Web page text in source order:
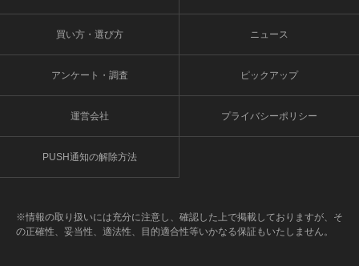
買い方・選び方 ニュース
アンケート・調査 ピックアップ
運営会社 プライバシーポリシー
PUSH通知の解除方法
※情報の取り扱いには充分に注意し、確認した上で掲載しておりますが、そ
の正確性、妥当性、適法性、目的適合性等いかなる保証もいたしません。